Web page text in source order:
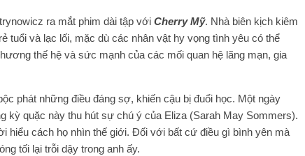
ra mắt phim dài tập với Cherry Mỹ. Nhà biên kịch kiêm
tuổi và lạc lối, mặc dù các nhân vật hy vọng tình yêu có thể
thế hệ và sức mạnh của các mối quan hệ lãng mạn, gia
phát những điều đáng sợ, khiến cậu bị đuổi học. Một ngày
kỳ quặc này thu hút sự chú ý của Eliza (Sarah May Sommers).
hiểu cách họ nhìn thế giới. Đối với bất cứ điều gì bình yên mà
tối lại trỗi dậy trong anh ấy.